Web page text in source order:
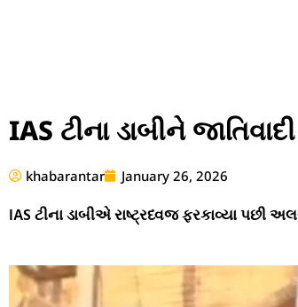
IAS ટીના ડાબીને
khabarantar January 26, 2026
IAS ટીના ડાબીએ રાષ્ટ્રધ્વજ ફરકાવ્યા પછી